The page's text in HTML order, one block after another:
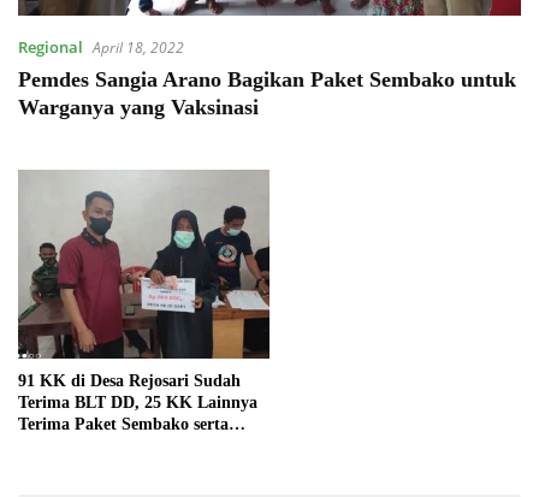
Regional April 18, 2022
Pemdes Sangia Arano Bagikan Paket Sembako untuk
Warganya yang Vaksinasi
91 KK di Desa Rejosari Sudah
Terima BLT DD, 25 KK Lainnya
Terima Paket Sembako serta